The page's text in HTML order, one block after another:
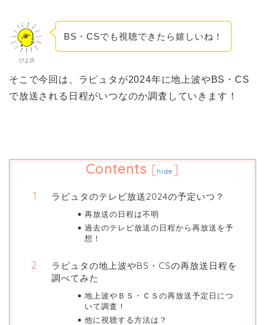
ぴよ吉
BS・CSでも視聴できたら嬉しいね！
そこで今回は、ラピュタが2024年に地上波やBS・CS
で放送される日程がいつなのか調査していきます！
Contents [hide ]
ラピュタのテレビ放送2024の予定いつ？
再放送の日程は不明
過去のテレビ放送の日程から再放送を予
想！
ラピュタの地上波やBS・CSの再放送日程を
調べてみた
地上波やＢＳ・ＣＳの再放送予定日につ
いて調査！
他に視聴する方法は？